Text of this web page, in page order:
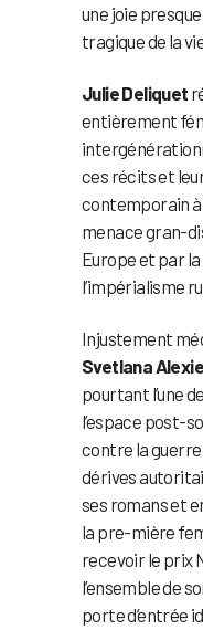
une joie
tragique de la
Julie Deliquet
entièrement
ces récits et
contemporain à
menace gran-
Europe et par
l’impérialisme
Injustement
Svetlana
pourtant l’une
l’espace post-
contre la
dérives
ses romans et
la pre-mière
recevoir le prix
l’ensemble de
porte d’entrée